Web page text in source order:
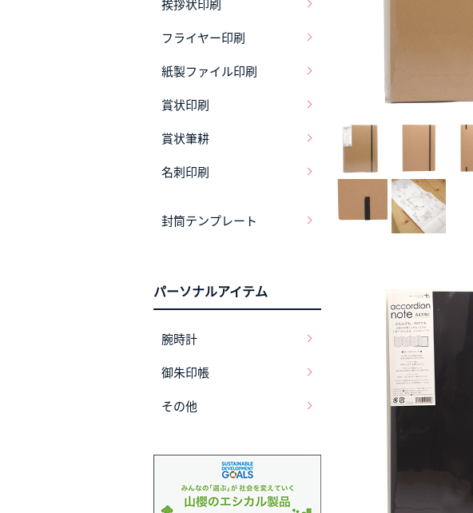
挨拶状印刷
フライヤー印刷
紙製ファイル印刷
賞状印刷
賞状筆耕
名刺印刷
封筒テンプレート
パーソナルアイテム
腕時計
御朱印帳
その他